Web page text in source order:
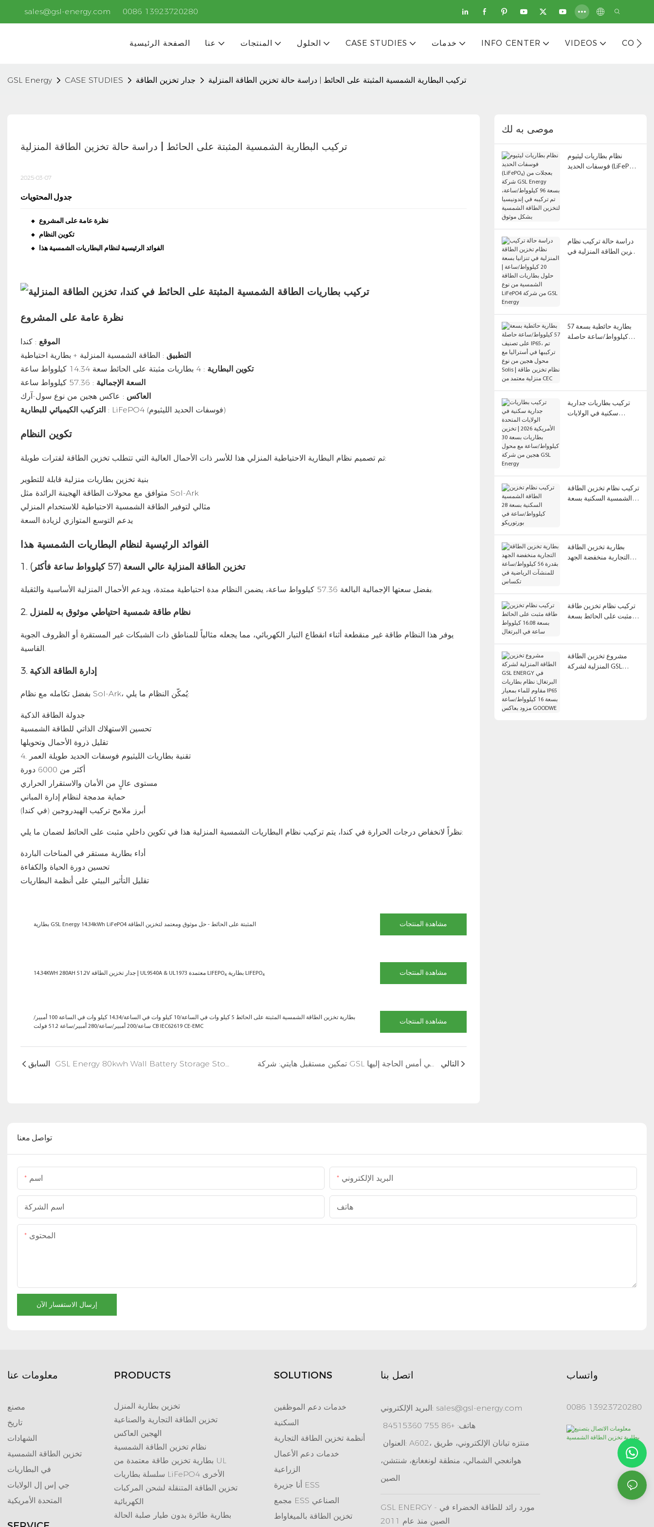
sales@gsl-energy.com 0086 13923720280
الصفحة الرئيسية عنا المنتجات الحلول CASE STUDIES خدمات INFO CENTER VIDEOS
GSL Energy CASE STUDIES جدار تخزين الطاقة تركيب البطارية الشمسية المثبتة على الحائط | دراسة حالة تخزين الطاقة المنزلية
تركيب البطارية الشمسية المثبتة على الحائط | دراسة حالة تخزين الطاقة المنزلية
2025-03-07
جدول المحتويات
◆ نظرة عامة على المشروع
◆ تكوين النظام
◆ الفوائد الرئيسية لنظام البطاريات الشمسية هذا
نظرة عامة على المشروع
الموقع : كندا
التطبيق : الطاقة الشمسية المنزلية + بطارية احتياطية
تكوين البطارية : 4 بطاريات مثبتة على الحائط سعة 14.34 كيلوواط ساعة
السعة الإجمالية : 57.36 كيلوواط ساعة
العاكس : عاكس هجين من نوع سول-آرك
التركيب الكيميائي للبطارية
: LiFePO4 (فوسفات الحديد الليثيوم)
تكوين النظام
تم تصميم نظام البطارية الاحتياطية المنزلي هذا للأسر ذات الأحمال العالية التي تتطلب تخزين الطاقة لفترات طويلة:
بنية تخزين بطاريات منزلية قابلة للتطوير
متوافق مع محولات الطاقة الهجينة الرائدة مثل Sol-Ark
مثالي لتوفير الطاقة الشمسية الاحتياطية للاستخدام المنزلي
يدعم التوسع المتوازي لزيادة السعة
الفوائد الرئيسية لنظام البطاريات الشمسية هذا
1. تخزين الطاقة المنزلية عالي السعة (57 كيلوواط ساعة فأكثر)
2. نظام طاقة شمسية احتياطي موثوق به للمنزل
يوفر هذا النظام طاقة غير منقطعة أثناء انقطاع التيار الكهربائي، مما يجعله مثالياً للمناطق ذات الشبكات غير المستقرة أو الظروف الجوية
3. إدارة الطاقة الذكية
بفضل تكامله مع نظام Sol-Ark، يُمكّن النظام ما يلي:
جدولة الطاقة الذكية
تحسين الاستهلاك الذاتي للطاقة الشمسية
تقليل ذروة الأحمال وتحويلها
4. تقنية بطاريات الليثيوم فوسفات الحديد طويلة العمر
أكثر من 6000 دورة
مستوى عالٍ من الأمان والاستقرار الحراري
حماية مدمجة لنظام إدارة المباني
أبرز ملامح تركيب الهيدروجين (في كندا)
نظراً لانخفاض درجات الحرارة في كندا، يتم تركيب نظام البطاريات الشمسية المنزلية هذا في تكوين داخلي مثبت على الحائط لضمان ما يلي:
أداء بطارية مستقر في المناخات الباردة
تحسين دورة الحياة والكفاءة
تقليل التأثير البيئي على أنظمة البطاريات
بطارية GSL Energy 14.34kWh LiFePO4 المثبتة على الحائط - حل موثوق ومعتمد لتخزين الطاقة مشاهدة المنتجات
14.34KWH 280AH 51.2V جدار تخزين الطاقة | UL9540A & UL1973 معتمدة LIFEPO₄ بطارية LIFEPO₄ مشاهدة المنتجات
بطارية تخزين الطاقة الشمسية المثبتة على الحائط 5 كيلو وات في الساعة/10 كيلو وات في الساعة/14.34 كيلو وات في الساعة 100 أمبير/
ساعة/200 أمبير/ساعة/280 أمبير/ساعة 51.2 فولت CB IEC62619 CE-EMC
مشاهدة المنتجات
السابق تمكين مستقبل هايتي: شركة GSL توفر حرية الطاقة لأمة في أمس الحاجة إليها التالي
موصى به لك
نظام بطاريات ليثيوم
فوسفات الحديد (LiFePO₄)
دراسة حالة تركيب نظام
تخزين الطاقة المنزلية في
بطارية حائطية بسعة 57
كيلوواط/ساعة حاصلة
تركيب بطاريات جدارية
سكنية في الولايات
تركيب نظام تخزين الطاقة
الشمسية السكنية بسعة
بطارية تخزين الطاقة
التجارية منخفضة الجهد
تركيب نظام تخزين طاقة
مثبت على الحائط بسعة
مشروع تخزين الطاقة
المنزلية لشركة GSL
تواصل معنا
اسم البريد الإلكتروني
اسم الشركة هاتف
المحتوى
إرسال الاستفسار الآن
معلومات عنا
مصنع
تاريخ
الشهادات
تخزين الطاقة الشمسية
في البطاريات
جي إس إل الولايات
المتحدة الأمريكية
PRODUCTS
تخزين بطارية المنزل
تخزين الطاقة التجارية والصناعية
الهجين العاكس
نظام تخزين الطاقة الشمسية
بطارية تخزين طاقة معتمدة من UL
سلسلة بطاريات LiFePO4 الأخرى
تخزين الطاقة المتنقلة لشحن المركبات
الكهربائية
بطارية طائرة بدون طيار صلبة الحالة
SOLUTIONS
خدمات دعم الموظفين
السكنية
أنظمة تخزين الطاقة التجارية
خدمات دعم الأعمال
الزراعية
أنا جزيرة ESS
مجمع ESS الصناعي
تخزين الطاقة بالميغاواط
اتصل بنا
البريد الإلكتروني: sales@gsl-energy.com
هاتف: +86 755 84515360
هوانغجي الشمالي، منطقة لونغغانغ، شنتشن،
الصين
GSL ENERGY - مورد رائد للطاقة الخضراء في
الصين منذ عام 2011
واتساب
0086 13923720280